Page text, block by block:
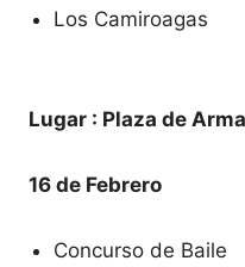
Los Camiroagas
Lugar : Plaza de
16 de Febrero
Concurso de Baile